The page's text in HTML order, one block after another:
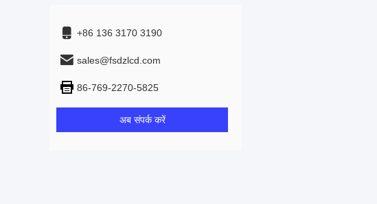
+86 136 3170 3190
sales@fsdzlcd.com
86-769-2270-5825
अब संपर्क करें